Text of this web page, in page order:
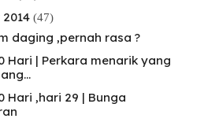
(47)
daging ,pernah rasa ?
Hari | Perkara menarik yang
Hari ,hari 29 | Bunga